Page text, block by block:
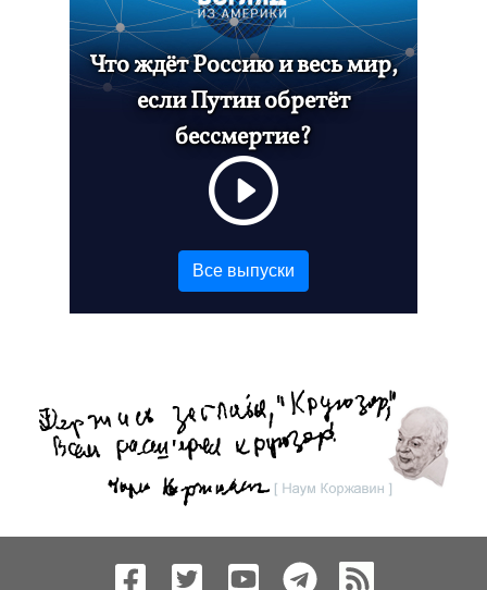
Что ждёт Россию и весь мир,
если Путин обретёт
бессмертие?
Все выпуски